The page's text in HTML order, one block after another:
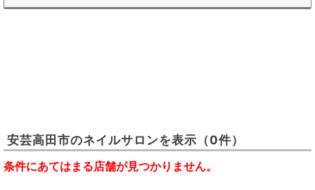
安芸高田市のネイルサロンを表示 （0件）
条件にあてはまる店舗が見つかりません。